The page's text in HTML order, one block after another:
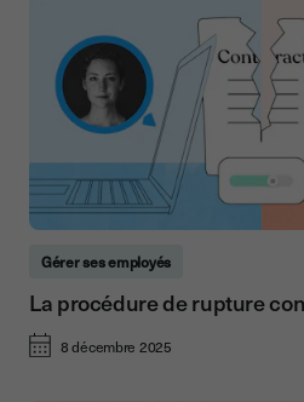
Gérer ses employés
La procédure de rupture
8 décembre 2025